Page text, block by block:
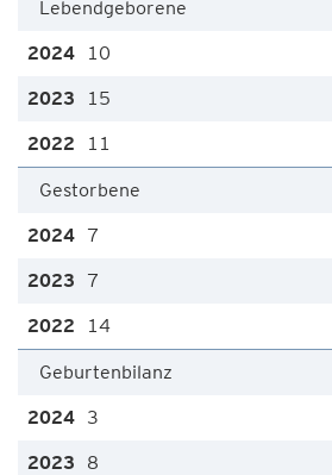
Lebendgeborene
10
15
11
Gestorbene
7
7
14
Geburtenbilanz
3
8